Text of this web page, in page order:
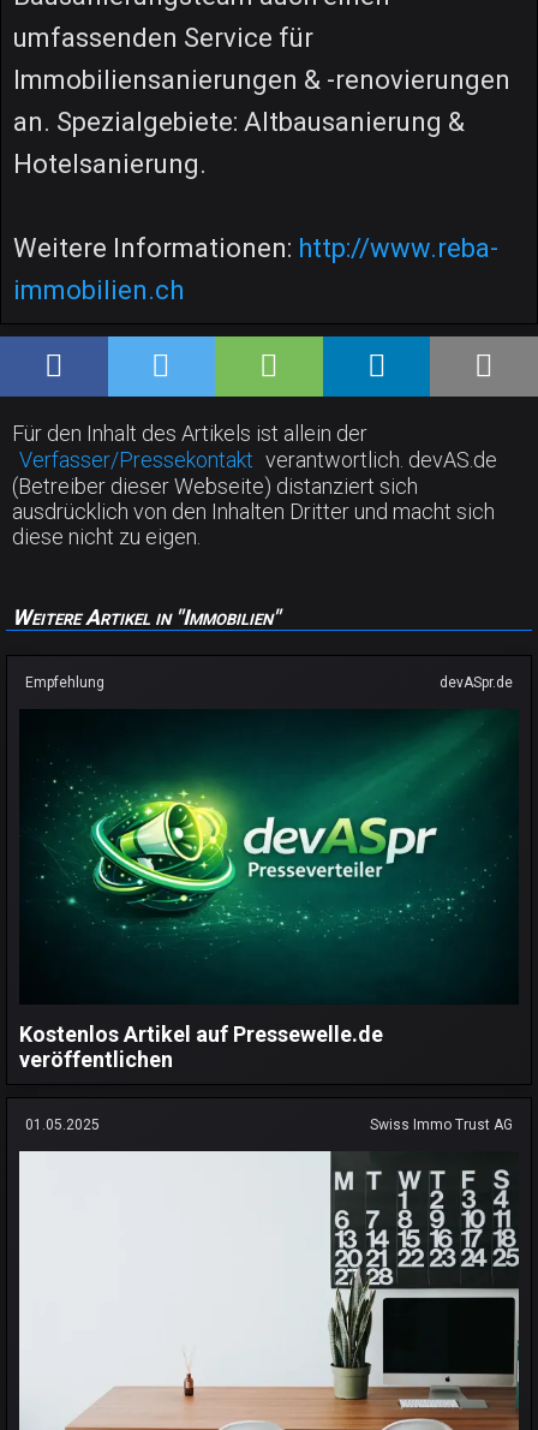
umfassenden Service für
Immobiliensanierungen & -renovierungen
an. Spezialgebiete: Altbausanierung &
Hotelsanierung.
Weitere Informationen: http://www.reba-
immobilien.ch
Für den Inhalt des Artikels ist allein der
Verfasser/Pressekontakt verantwortlich. devAS.de
(Betreiber dieser Webseite) distanziert sich
ausdrücklich von den Inhalten Dritter und macht sich
diese nicht zu eigen.
Weitere Artikel in "Immobilien"
Empfehlung devASpr.de
Kostenlos Artikel auf Pressewelle.de
veröffentlichen
01.05.2025 Swiss Immo Trust AG